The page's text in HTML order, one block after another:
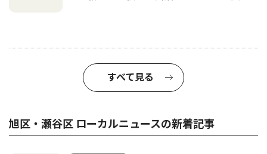
すべて見る
旭区・瀬谷区 ローカルニュースの新着記事